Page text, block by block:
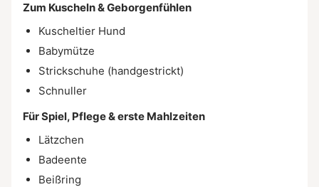
Zum Kuscheln & Geborgenfühlen
Kuscheltier Hund
Babymütze
Strickschuhe (handgestrickt)
Schnuller
Für Spiel, Pflege & erste Mahlzeiten
Lätzchen
Badeente
Beißring